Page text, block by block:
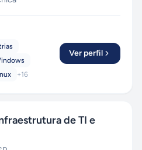
+16
Ver perfil
de TI e